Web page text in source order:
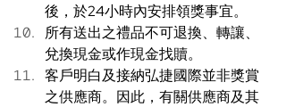
後， 於24小時內安排領獎事宜。
所有送出之禮品不可退換、轉讓、
兌換現金或作現金找贖。
客戶明白及接納弘捷國際並非獎賞
之供應商。因此，有關供應商及其